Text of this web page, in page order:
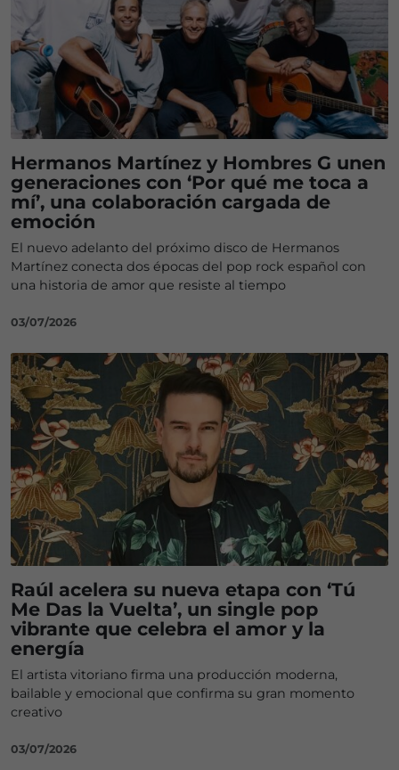
Hermanos Martínez y Hombres G unen
generaciones con ‘Por qué me toca a
mí’, una colaboración cargada de
emoción
El nuevo adelanto del próximo disco de Hermanos
Martínez conecta dos épocas del pop rock español con
una historia de amor que resiste al tiempo
03/07/2026
Raúl acelera su nueva etapa con ‘Tú
Me Das la Vuelta’, un single pop
vibrante que celebra el amor y la
energía
El artista vitoriano firma una producción moderna,
bailable y emocional que confirma su gran momento
creativo
03/07/2026